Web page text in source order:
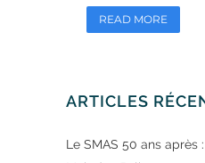
READ MORE
ARTICLES
Le SMAS 50 ans après